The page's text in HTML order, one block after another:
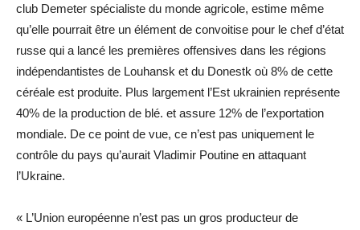
club Demeter spécialiste du monde agricole, estime même
qu’elle pourrait être un élément de convoitise pour le chef d’état
russe qui a lancé les premières offensives dans les régions
indépendantistes de Louhansk et du Donestk où 8% de cette
céréale est produite. Plus largement l’Est ukrainien représente
40% de la production de blé. et assure 12% de l’exportation
mondiale. De ce point de vue, ce n’est pas uniquement le
contrôle du pays qu’aurait Vladimir Poutine en attaquant
l’Ukraine.
« L’Union européenne n’est pas un gros producteur de